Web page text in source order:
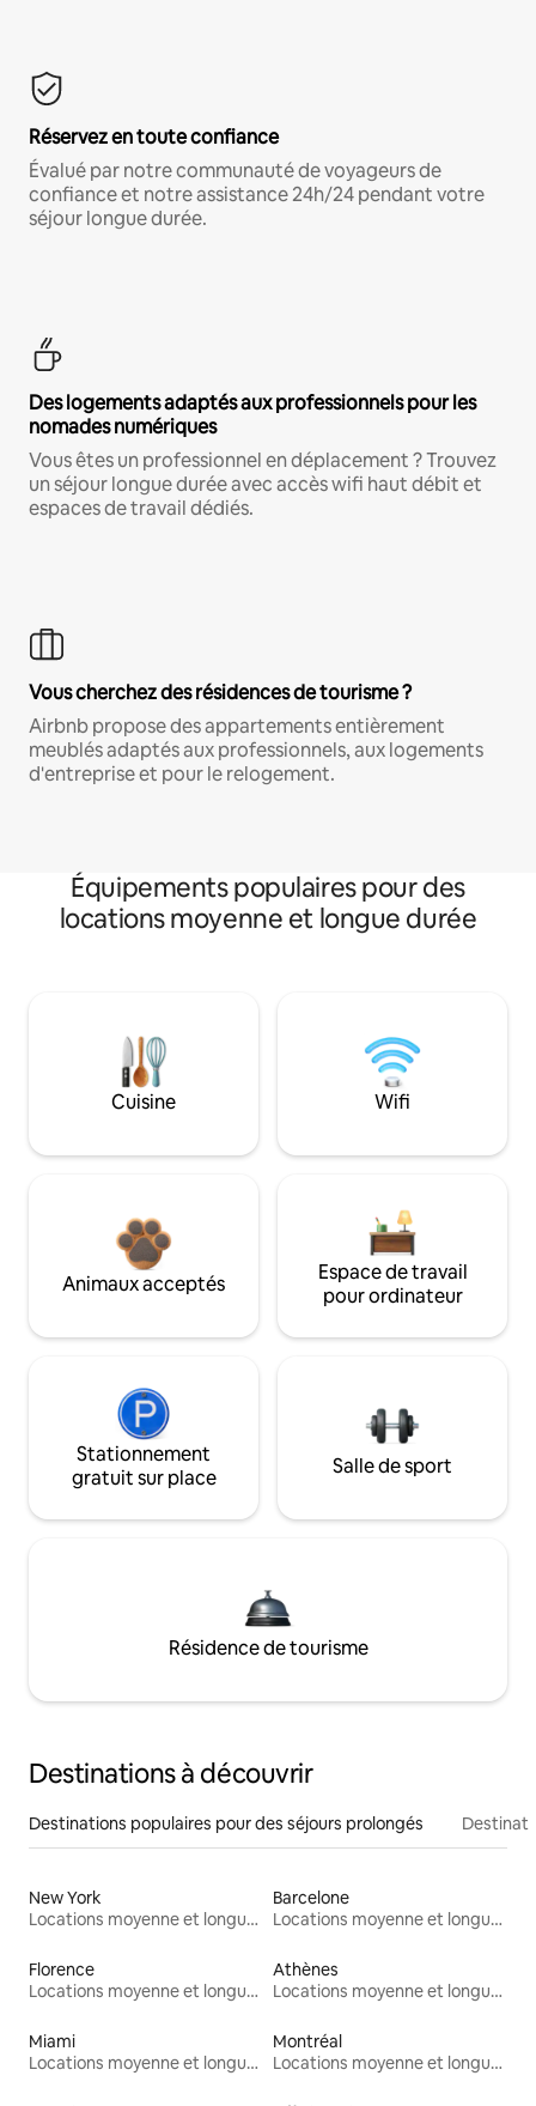
Réservez en toute confiance
Évalué par notre communauté de voyageurs de
confiance et notre assistance 24h/24 pendant votre
séjour longue durée.
Des logements adaptés aux professionnels pour les
nomades numériques
Vous êtes un professionnel en déplacement ? Trouvez
un séjour longue durée avec accès wifi haut débit et
espaces de travail dédiés.
Vous cherchez des résidences de tourisme ?
Airbnb propose des appartements entièrement
meublés adaptés aux professionnels, aux logements
d'entreprise et pour le relogement.
Équipements populaires pour des
locations moyenne et longue durée
Cuisine Wifi
Animaux acceptés
Espace de travail
pour ordinateur
Stationnement
gratuit sur place
Salle de sport
Résidence de tourisme
Destinations à découvrir
Destinations populaires pour des séjours prolongés
New York
Locations moyenne et longue durée
Barcelone
Locations moyenne et longue durée
Florence
Locations moyenne et longue durée
Athènes
Locations moyenne et longue durée
Miami
Locations moyenne et longue durée
Montréal
Locations moyenne et longue durée